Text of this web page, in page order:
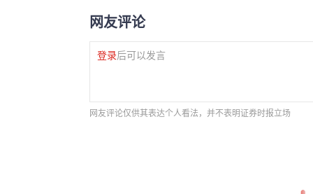
网友评论
登录后可以发言
网友评论仅供其表达个人看法，并不表明证券时报立场